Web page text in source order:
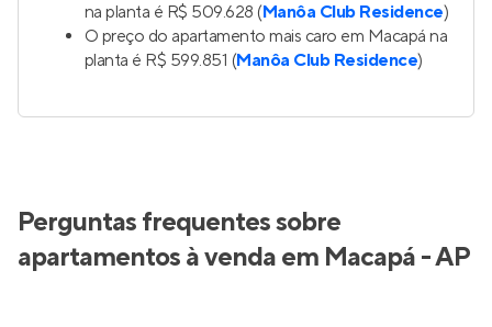
na planta é R$ 509.628 (Manôa Club Residence)
O preço do apartamento mais caro em Macapá na
planta é R$ 599.851 (Manôa Club Residence)
Perguntas frequentes sobre
apartamentos à venda em Macapá - AP